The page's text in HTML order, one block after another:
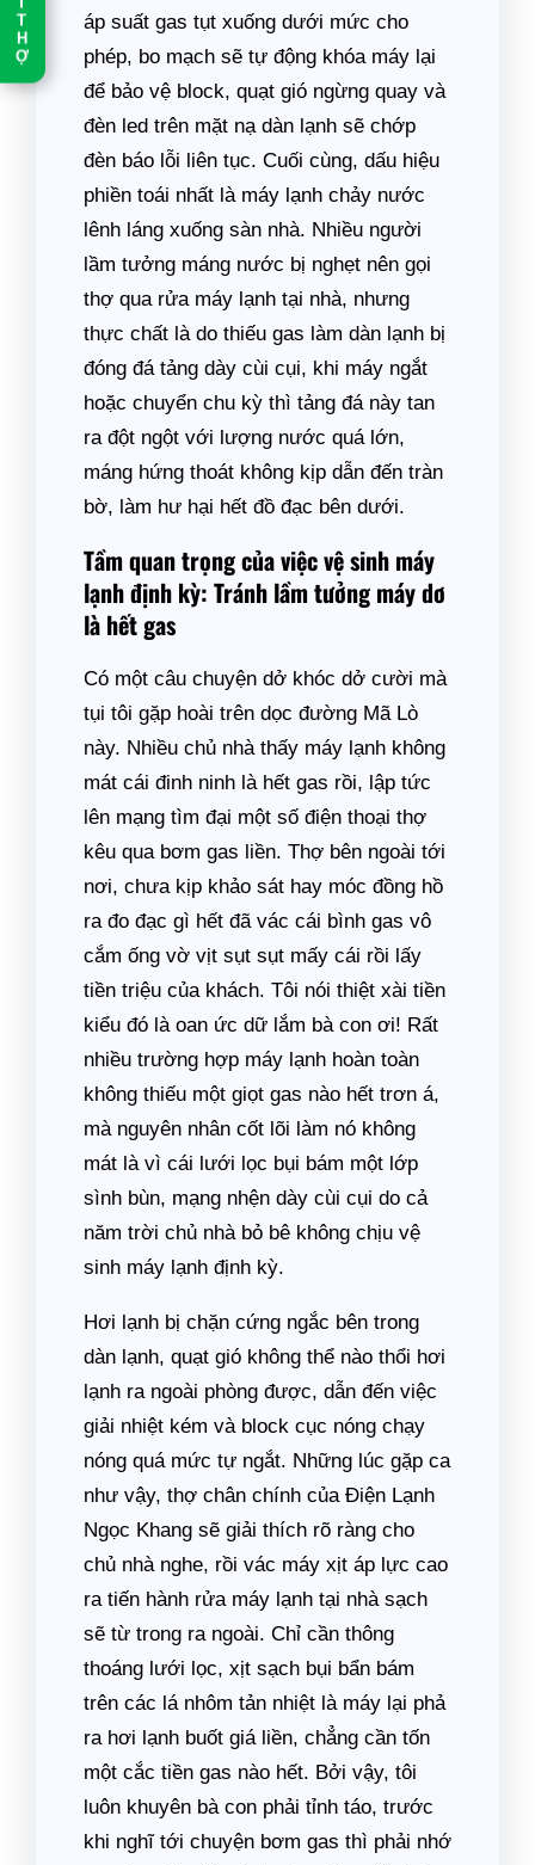
T
H
Ợ
áp suất gas tụt xuống dưới mức cho
phép, bo mạch sẽ tự động khóa máy lại
để bảo vệ block, quạt gió ngừng quay và
đèn led trên mặt nạ dàn lạnh sẽ chớp
đèn báo lỗi liên tục. Cuối cùng, dấu hiệu
phiền toái nhất là máy lạnh chảy nước
lênh láng xuống sàn nhà. Nhiều người
lầm tưởng máng nước bị nghẹt nên gọi
thợ qua rửa máy lạnh tại nhà, nhưng
thực chất là do thiếu gas làm dàn lạnh bị
đóng đá tảng dày cùi cụi, khi máy ngắt
hoặc chuyển chu kỳ thì tảng đá này tan
ra đột ngột với lượng nước quá lớn,
máng hứng thoát không kịp dẫn đến tràn
bờ, làm hư hại hết đồ đạc bên dưới.
Tầm quan trọng của việc vệ sinh máy
lạnh định kỳ: Tránh lầm tưởng máy dơ
là hết gas
Có một câu chuyện dở khóc dở cười mà
tụi tôi gặp hoài trên dọc đường Mã Lò
này. Nhiều chủ nhà thấy máy lạnh không
mát cái đinh ninh là hết gas rồi, lập tức
lên mạng tìm đại một số điện thoại thợ
kêu qua bơm gas liền. Thợ bên ngoài tới
nơi, chưa kịp khảo sát hay móc đồng hồ
ra đo đạc gì hết đã vác cái bình gas vô
cắm ống vờ vịt sụt sụt mấy cái rồi lấy
tiền triệu của khách. Tôi nói thiệt xài tiền
kiểu đó là oan ức dữ lắm bà con ơi! Rất
nhiều trường hợp máy lạnh hoàn toàn
không thiếu một giọt gas nào hết trơn á,
mà nguyên nhân cốt lõi làm nó không
mát là vì cái lưới lọc bụi bám một lớp
sình bùn, mạng nhện dày cùi cụi do cả
năm trời chủ nhà bỏ bê không chịu vệ
sinh máy lạnh định kỳ.
Hơi lạnh bị chặn cứng ngắc bên trong
dàn lạnh, quạt gió không thể nào thổi hơi
lạnh ra ngoài phòng được, dẫn đến việc
giải nhiệt kém và block cục nóng chạy
nóng quá mức tự ngắt. Những lúc gặp ca
như vậy, thợ chân chính của Điện Lạnh
Ngọc Khang sẽ giải thích rõ ràng cho
chủ nhà nghe, rồi vác máy xịt áp lực cao
ra tiến hành rửa máy lạnh tại nhà sạch
sẽ từ trong ra ngoài. Chỉ cần thông
thoáng lưới lọc, xịt sạch bụi bẩn bám
trên các lá nhôm tản nhiệt là máy lại phả
ra hơi lạnh buốt giá liền, chẳng cần tốn
một cắc tiền gas nào hết. Bởi vậy, tôi
luôn khuyên bà con phải tỉnh táo, trước
khi nghĩ tới chuyện bơm gas thì phải nhớ